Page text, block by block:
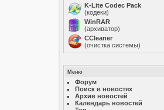
K-Lite Codec Pack
(кодеки)
WinRAR
(архиватор)
ССleaner
(очистка системы)
Меню
Форум
Поиск в новостях
Архив новостей
Календарь новостей